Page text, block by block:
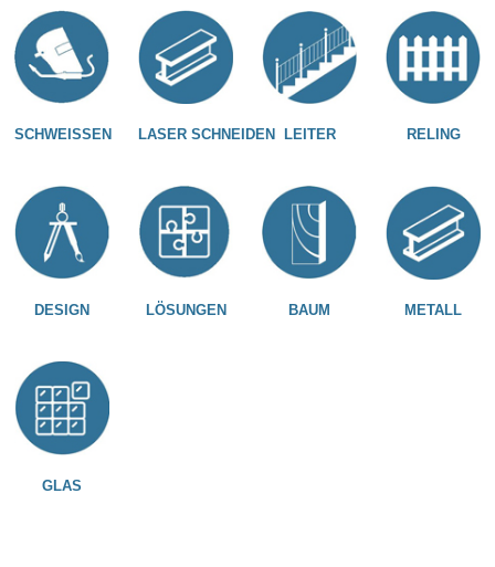
SCHWEISSEN LASER SCHNEIDEN LEITER RELING
DESIGN LÖSUNGEN BAUM METALL
GLAS